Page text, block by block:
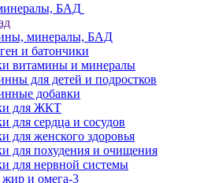
БАД
минералы, БАД
и батончики
витамины и минералы
для детей и подростков
добавки
для ЖКТ
для сердца и сосудов
для женского здоровья
для похудения и очищения
для нервной системы
и омега-3